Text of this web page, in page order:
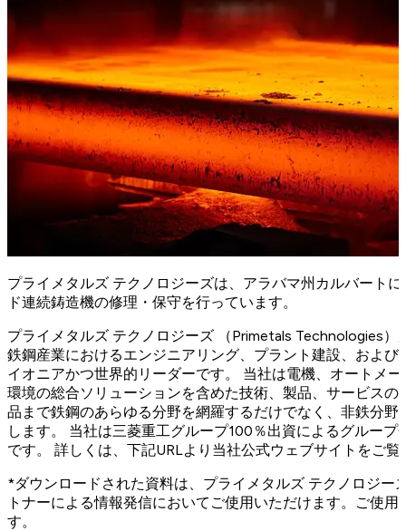
プライメタルズ テクノロジーズは、アラバマ州カルバート
ド連続鋳造機の修理・保守を行っています。
プライメタルズ テクノロジーズ （Primetals Technologies
鉄鋼産業におけるエンジニアリング、プラント建設、およ
イオニアかつ世界的リーダーです。 当社は電機、オートメ
環境の総合ソリューションを含めた技術、製品、サービス
品まで鉄鋼のあらゆる分野を網羅するだけでなく、非鉄分
します。 当社は三菱重工グループ100％出資によるグルー
です。 詳しくは、下記URLより当社公式ウェブサイトをご覧
*ダウンロードされた資料は、プライメタルズ テクノロジー
トナーによる情報発信においてご使用いただけます。ご使
す。